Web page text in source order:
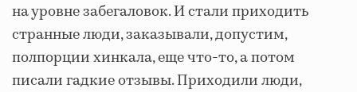
на уровне забегаловок. И стали приходить
странные люди, заказывали, допустим,
полпорции хинкала, еще что-то, а потом
писали гадкие отзывы. Приходили люди,